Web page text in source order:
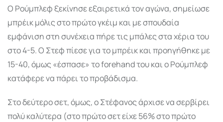
Ο Ρούμπλεφ ξεκίνησε εξαιρετικά τον αγώνα, σημείωσε
μπρέικ μόλις στο πρώτο γκέιμ και με σπουδαία
εμφάνιση στη συνέχεια πήρε τις μπάλες στα χέρια του
στο 4-5. Ο Στεφ πίεσε για το μπρέικ και προηγήθηκε με
15-40, όμως «έσπασε» το forehand του και ο Ρούμπλεφ
κατάφερε να πάρει το προβάδισμα.
Στο δεύτερο σετ, όμως, ο Στέφανος άρχισε να σερβίρει
πολύ καλύτερα (στο πρώτο σετ είχε 56% στο πρώτο